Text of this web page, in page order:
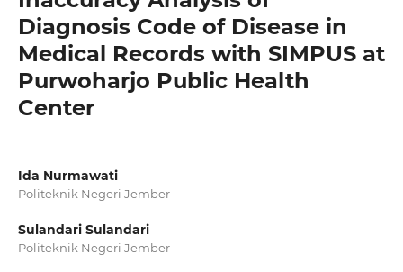
Diagnosis Code of Disease in
Medical Records with SIMPUS at
Purwoharjo Public Health
Center
Ida Nurmawati
Politeknik Negeri Jember
Sulandari Sulandari
Politeknik Negeri Jember